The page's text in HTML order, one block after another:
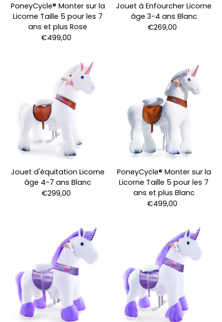
PoneyCycle® Monter sur la
Licorne Taille 5 pour les 7
ans et plus Rose
€499,00
Jouet à Enfourcher Licorne
âge 3-4 ans Blanc
€269,00
Jouet d'équitation Licorne
âge 4-7 ans Blanc
€299,00
PoneyCycle® Monter sur la
Licorne Taille 5 pour les 7
ans et plus Blanc
€499,00